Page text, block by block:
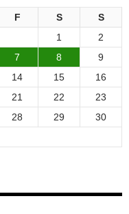
F S
S
1
2
7 8
9
14 15
16
21 22
23
28 29
30